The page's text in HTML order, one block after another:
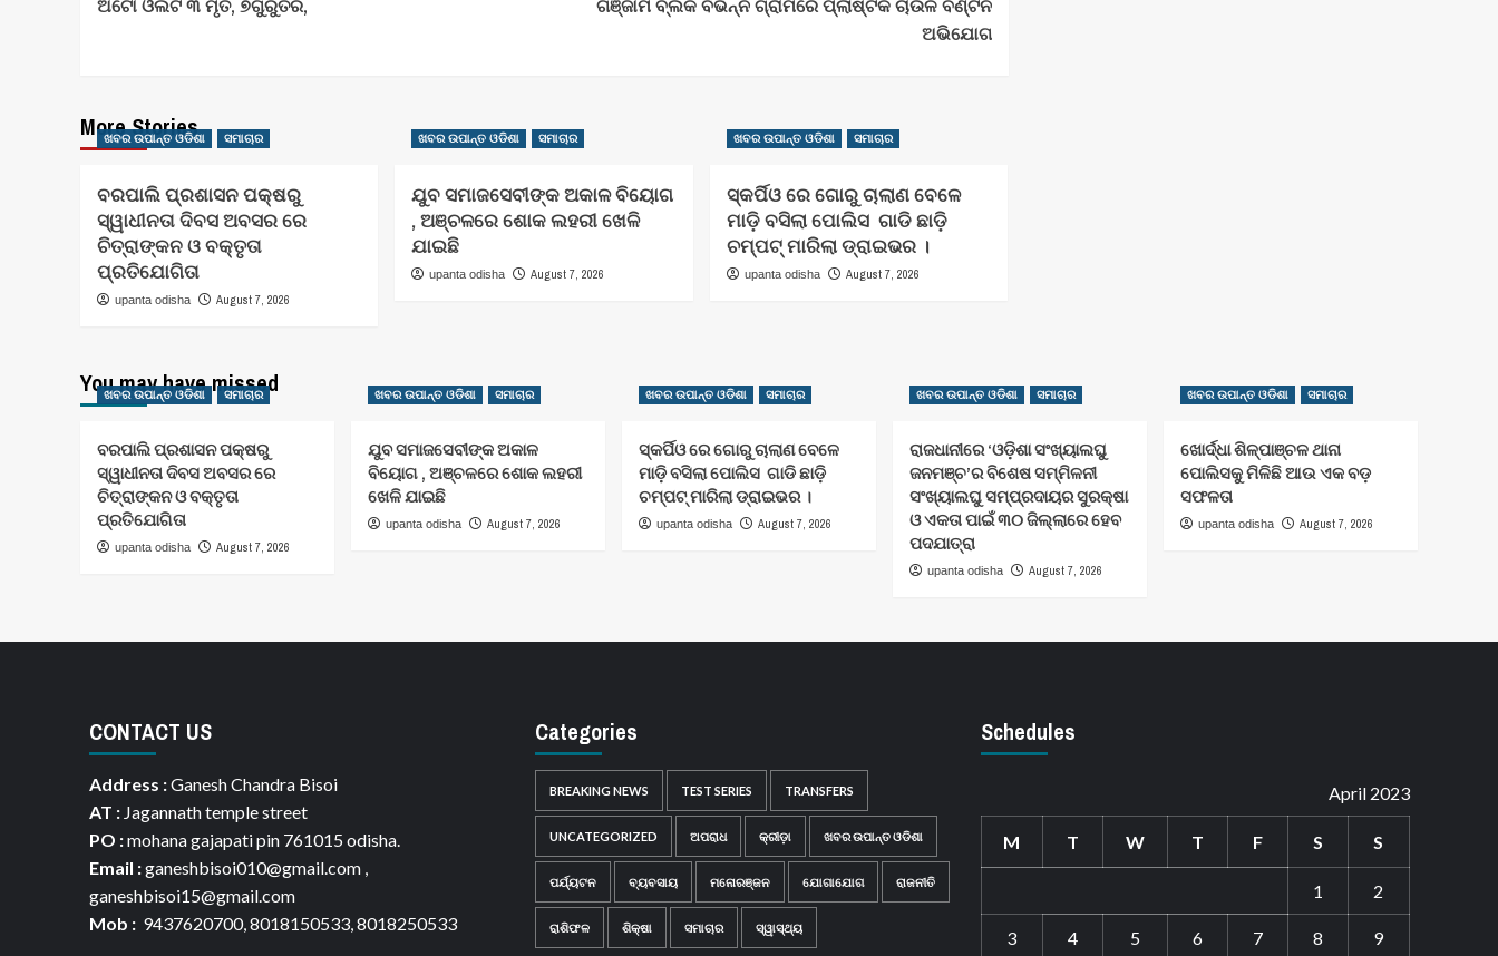
Navigation
ଅଟୋ ଓଲଟି ୩ ମୃତ, ୭ଗୁରୁତର,
ଗଞ୍ଜାମ ବ୍ଲକ ବିଭିନ୍ନ ଗ୍ରାମରେ ପ୍ଲାଷ୍ଟିକ ଚାଉଳ ବଣ୍ଟନ
ଅଭିଯୋଗ
More Stories
ଖବର ଉପାନ୍ତ ଓଡିଶା ସମାଚାର
ବରପାଲି ପ୍ରଶାସନ ପକ୍ଷରୁ
ସ୍ୱାଧୀନତା ଦିବସ ଅବସର ରେ
ଚିତ୍ରାଙ୍କନ ଓ ବକ୍ତୃତା
ପ୍ରତିଯୋଗିତା
upanta odisha August 7, 2026
ଖବର ଉପାନ୍ତ ଓଡିଶା ସମାଚାର
ଯୁବ ସମାଜସେବୀଙ୍କ ଅକାଳ ବିୟୋଗ
, ଅଞ୍ଚଳରେ ଶୋକ ଲହରୀ ଖେଳି
ଯାଇଛି
upanta odisha August 7, 2026
ଖବର ଉପାନ୍ତ ଓଡିଶା ସମାଚାର
ସ୍କର୍ପିଓ ରେ ଗୋରୁ ଚାଲାଣ ବେଳେ
ମାଡ଼ି ବସିଲା ପୋଲିସ ଗାଡି ଛାଡ଼ି
ଚମ୍ପଟ୍ ମାରିଲା ଡ୍ରାଇଭର ।
upanta odisha August 7, 2026
You may have missed
ଖବର ଉପାନ୍ତ ଓଡିଶା ସମାଚାର
ବରପାଲି ପ୍ରଶାସନ ପକ୍ଷରୁ
ସ୍ୱାଧୀନତା ଦିବସ ଅବସର ରେ
ଚିତ୍ରାଙ୍କନ ଓ ବକ୍ତୃତା
ପ୍ରତିଯୋଗିତା
upanta odisha August 7, 2026
ଖବର ଉପାନ୍ତ ଓଡିଶା ସମାଚାର
ଯୁବ ସମାଜସେବୀଙ୍କ ଅକାଳ
ବିୟୋଗ , ଅଞ୍ଚଳରେ ଶୋକ ଲହରୀ
ଖେଳି ଯାଇଛି
upanta odisha August 7, 2026
ଖବର ଉପାନ୍ତ ଓଡିଶା ସମାଚାର
ସ୍କର୍ପିଓ ରେ ଗୋରୁ ଚାଲାଣ ବେଳେ
ମାଡ଼ି ବସିଲା ପୋଲିସ ଗାଡି ଛାଡ଼ି
ଚମ୍ପଟ୍ ମାରିଲା ଡ୍ରାଇଭର ।
upanta odisha August 7, 2026
ଖବର ଉପାନ୍ତ ଓଡିଶା ସମାଚାର
ରାଜଧାନୀରେ ‘ଓଡ଼ିଶା ସଂଖ୍ୟାଲଘୁ
ଜନମଞ୍ଚ’ର ବିଶେଷ ସମ୍ମିଳନୀ
ସଂଖ୍ୟାଲଘୁ ସମ୍ପ୍ରଦାୟର ସୁରକ୍ଷା
ଓ ଏକତା ପାଇଁ ୩୦ ଜିଲ୍ଲାରେ ହେବ
ପଦଯାତ୍ରା
upanta odisha August 7, 2026
ଖବର ଉପାନ୍ତ ଓଡିଶା ସମାଚାର
ଖୋର୍ଦ୍ଧା ଶିଳ୍ପାଞ୍ଚଳ ଥାନା
ପୋଲିସକୁ ମିଳିଛି ଆଉ ଏକ ବଡ଼
ସଫଳତା
upanta odisha August 7, 2026
CONTACT US
Address :Ganesh Chandra Bisoi
AT :Jagannath temple street
PO :mohana gajapati pin 761015 odisha.
Email :ganeshbisoi010@gmail.com ,
ganeshbisoi15@gmail.com
Mob :9437620700, 8018150533, 8018250533
Categories
BREAKING NEWS TEST SERIES TRANSFERS
UNCATEGORIZED ଅପରାଧ କ୍ରୀଡ଼ା ଖବର ଉପାନ୍ତ ଓଡିଶା
ପର୍ଯ୍ୟଟନ ବ୍ୟବସାୟ ମନୋରଞ୍ଜନ ଯୋଗାଯୋଗ ରାଜନୀତି
ରାଶିଫଳ ଶିକ୍ଷା ସମାଚାର ସ୍ୱାସ୍ଥ୍ୟ
Schedules
April 2023
M T W T F S S
1 2
3 4 5 6 7 8 9